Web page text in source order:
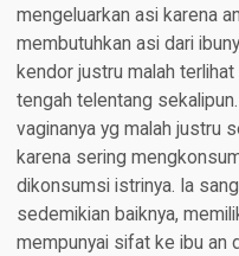
mengeluarkan asi karena
membutuhkan asi dari
kendor justru malah
tengah telentang
vaginanya yg malah justru
karena sering
dikonsumsi istrinya. Ia
sedemikian baiknya,
mempunyai sifat ke ibu an